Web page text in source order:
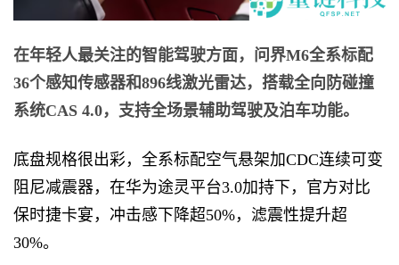
在年轻人最关注的智能驾驶方面， 问界M6全系标配
36个感知传感器和896线激光雷达，搭载全向防碰撞
系统CAS 4.0，支持全场景辅助驾驶及泊车功能。
底盘规格很出彩，全系标配空气悬架加CDC连续可变
阻尼减震器，在华为途灵平台3.0加持下，官方对比
保时捷卡宴，冲击感下降超50%，滤震性提升超
30%。